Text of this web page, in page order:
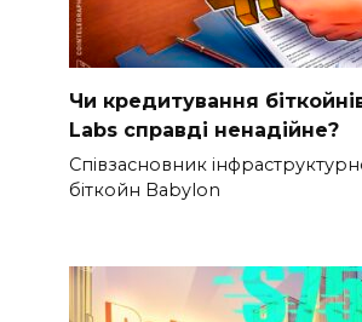
Чи кредитування
Labs справді ненадійне?
Співзасновник
біткойн Babylon